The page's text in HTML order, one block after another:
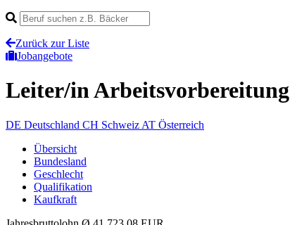
Zurück zur Liste
Jobangebote
Leiter/in Arbeitsvorbereitung
DE Deutschland CH Schweiz AT Österreich
Übersicht
Bundesland
Geschlecht
Qualifikation
Kaufkraft